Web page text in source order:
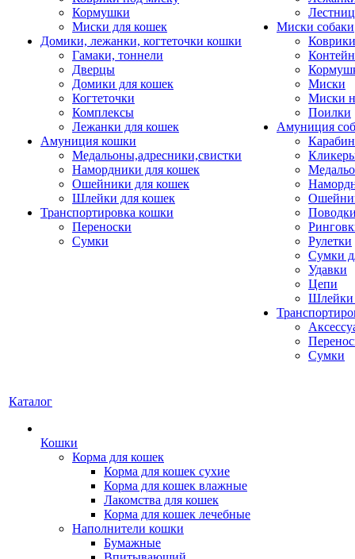
Кормушки
Миски для кошек
Домики, лежанки, когтеточки кошки
Гамаки, тоннели
Дверцы
Домики для кошек
Когтеточки
Комплексы
Лежанки для кошек
Амуниция кошки
Медальоны,адресники,свистки
Намордники для кошек
Ошейники для кошек
Шлейки для кошек
Транспортировка кошки
Переноски
Сумки
Миски собаки
Миски
Миски
Поилки
Амуниция
Рулетки
Сумки
Удавки
Цепи
Шлейки
Сумки
Каталог
Кошки
Корма для кошек
Корма для кошек сухие
Корма для кошек влажные
Лакомства для кошек
Корма для кошек лечебные
Наполнители кошки
Бумажные